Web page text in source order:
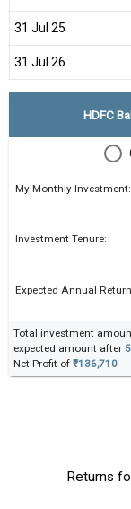
31 Jul 25
31 Jul 26
HDFC
My Monthly Investment:
Investment Tenure:
Expected Annual
Total investment
expected amount after
Net Profit of ₹136,710
Returns